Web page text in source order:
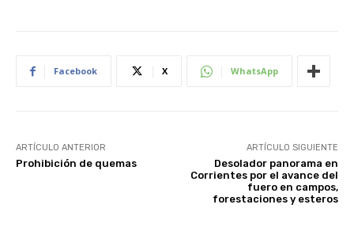
Facebook X WhatsApp
ARTÍCULO ANTERIOR
Prohibición de quemas
ARTÍCULO SIGUIENTE
Desolador panorama en
Corrientes por el avance del
fuero en campos,
forestaciones y esteros